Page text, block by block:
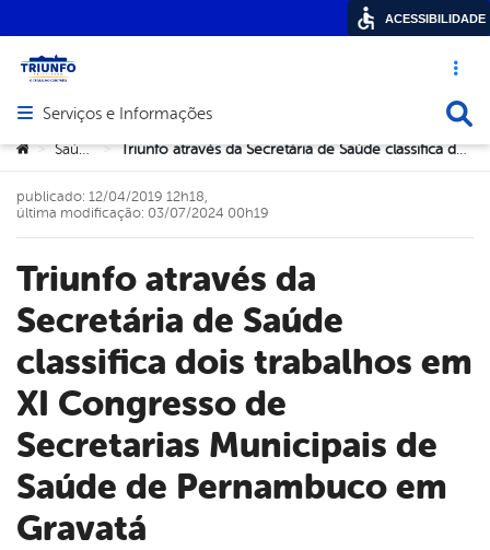
Acesso
Abrir menu principal de navegação
Serviços e Informações
Você está aqui:
> Saúde > Triunfo através da Secretária de Saúde classifica dois trabalhos em XI Congresso de Secretarias Municipais de Saúde de Pernambuco em Gravatá
Triunfo através da
Secretária de Saúde
classifica dois trabalhos em
XI Congresso de
Secretarias Municipais de
Saúde de Pernambuco em
Gravatá
publicado: 12/04/2019 12h18,
última modificação: 03/07/2024 00h19
ACESSIBILIDADE